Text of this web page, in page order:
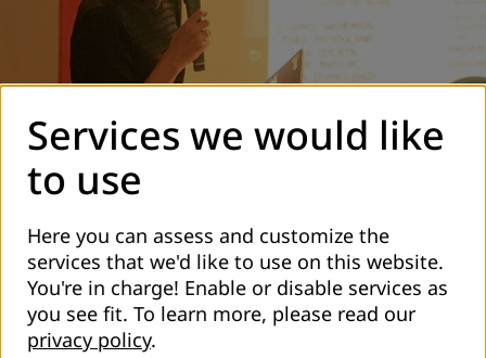
El lunes 25 de noviembre, en el marco del Día Internacional
para la Eliminación de la Violencia contra la Mujer, se
presentó el informe titulado “Situación de la Educación de
Jóvenes y Adultos en el Perú: Una mirada integral y
desafíos pendientes en género e interculturalidad”,
Services we would like
to use
Here you can assess and customize the
services that we'd like to use on this website.
You're in charge! Enable or disable services as
you see fit. To learn more, please read our
privacy policy.